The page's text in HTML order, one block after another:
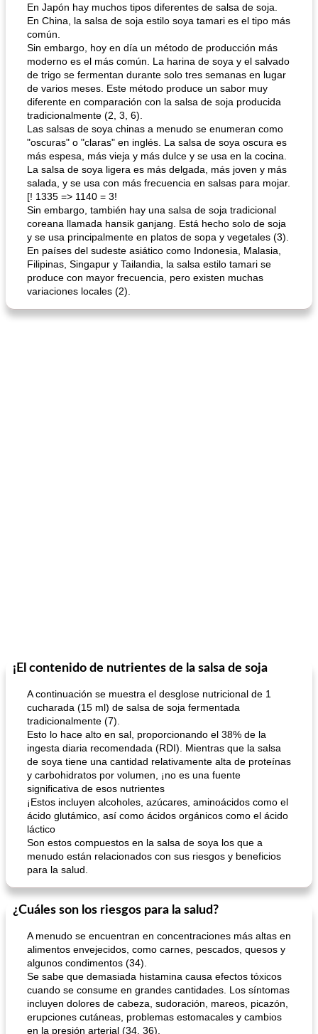
En Japón hay muchos tipos diferentes de salsa de soja.
En China, la salsa de soja estilo soya tamari es el tipo más
común.
Sin embargo, hoy en día un método de producción más
moderno es el más común. La harina de soya y el salvado
de trigo se fermentan durante solo tres semanas en lugar
de varios meses. Este método produce un sabor muy
diferente en comparación con la salsa de soja producida
tradicionalmente (2, 3, 6).
Las salsas de soya chinas a menudo se enumeran como
"oscuras" o "claras" en inglés. La salsa de soya oscura es
más espesa, más vieja y más dulce y se usa en la cocina.
La salsa de soya ligera es más delgada, más joven y más
salada, y se usa con más frecuencia en salsas para mojar.
[! 1335 => 1140 = 3!
Sin embargo, también hay una salsa de soja tradicional
coreana llamada hansik ganjang. Está hecho solo de soja
y se usa principalmente en platos de sopa y vegetales (3).
En países del sudeste asiático como Indonesia, Malasia,
Filipinas, Singapur y Tailandia, la salsa estilo tamari se
produce con mayor frecuencia, pero existen muchas
variaciones locales (2).
¡El contenido de nutrientes de la salsa de soja
A continuación se muestra el desglose nutricional de 1
cucharada (15 ml) de salsa de soja fermentada
tradicionalmente (7).
Esto lo hace alto en sal, proporcionando el 38% de la
ingesta diaria recomendada (RDI). Mientras que la salsa
de soya tiene una cantidad relativamente alta de proteínas
y carbohidratos por volumen, ¡no es una fuente
significativa de esos nutrientes
¡Estos incluyen alcoholes, azúcares, aminoácidos como el
ácido glutámico, así como ácidos orgánicos como el ácido
láctico
Son estos compuestos en la salsa de soya los que a
menudo están relacionados con sus riesgos y beneficios
para la salud.
¿Cuáles son los riesgos para la salud?
A menudo se encuentran en concentraciones más altas en
alimentos envejecidos, como carnes, pescados, quesos y
algunos condimentos (34).
Se sabe que demasiada histamina causa efectos tóxicos
cuando se consume en grandes cantidades. Los síntomas
incluyen dolores de cabeza, sudoración, mareos, picazón,
erupciones cutáneas, problemas estomacales y cambios
en la presión arterial (34, 36).